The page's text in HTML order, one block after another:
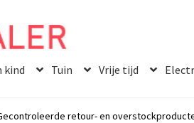
kind Tuin Vrije tijd
retour- en